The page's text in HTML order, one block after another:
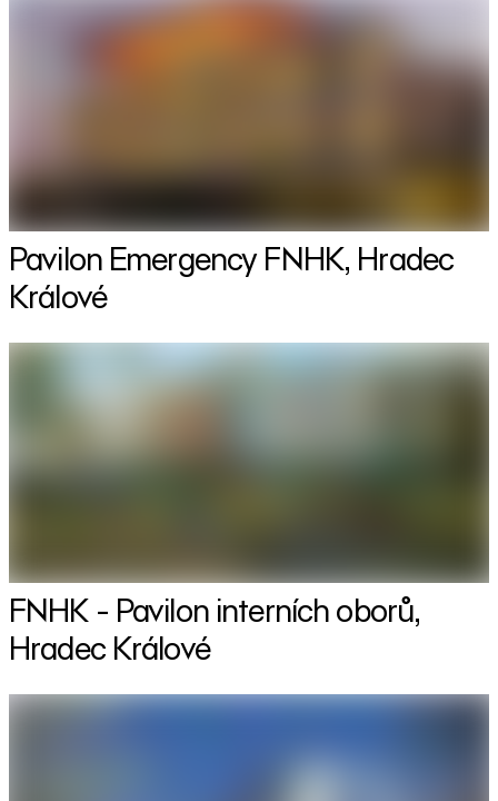
Pavilon Emergency FNHK, Hradec
Králové
FNHK - Pavilon interních oborů,
Hradec Králové